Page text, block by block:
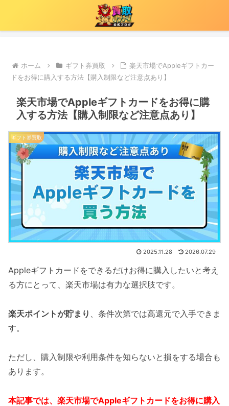
ホーム ギフト券買取
楽天市場でAppleギフトカー
ドをお得に購入する方法【購入制限など注意点あり】
楽天市場でAppleギフトカードをお得に購
入する方法【購入制限など注意点あり】
ギフト券買取
2025.11.28 2026.07.29
Appleギフトカードをできるだけお得に購入したいと考え
る方にとって、楽天市場は有力な選択肢です。
楽天ポイントが貯まり 、条件次第では高還元で入手できま
す。
ただし、購入制限や利用条件を知らないと損をする場合も
あります。
本記事では、楽天市場でAppleギフトカードをお得に購入